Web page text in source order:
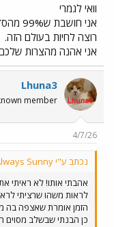
וואי לגמרי
אני
רוצה לחיות בעולם הזה.
אני אהנה מהצרות
Lhuna3
member
4/7/26
נכתב ע"י It's Always Sunny:
אהבתי אותו! לא ראיתי
לראות משהו שרציתי
הזמן אומרת שאצפה בה
כן הבנתי שבשלב מסוים